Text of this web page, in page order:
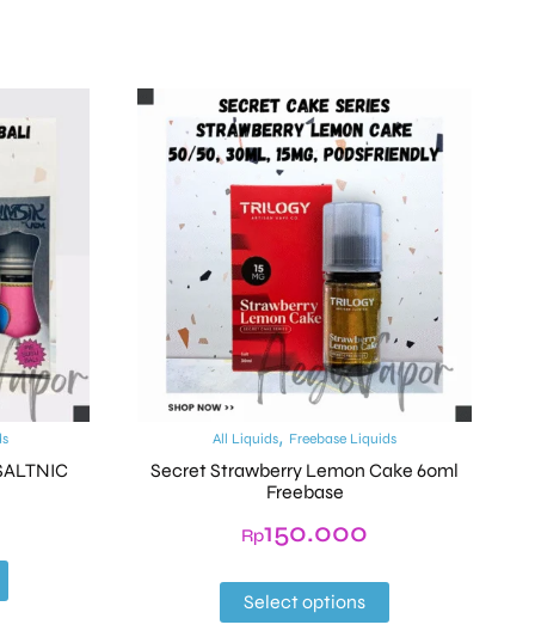
All Liquids, Freebase Liquids
Secret Strawberry Lemon Cake 60ml
Freebase
Rp150.000
Select options